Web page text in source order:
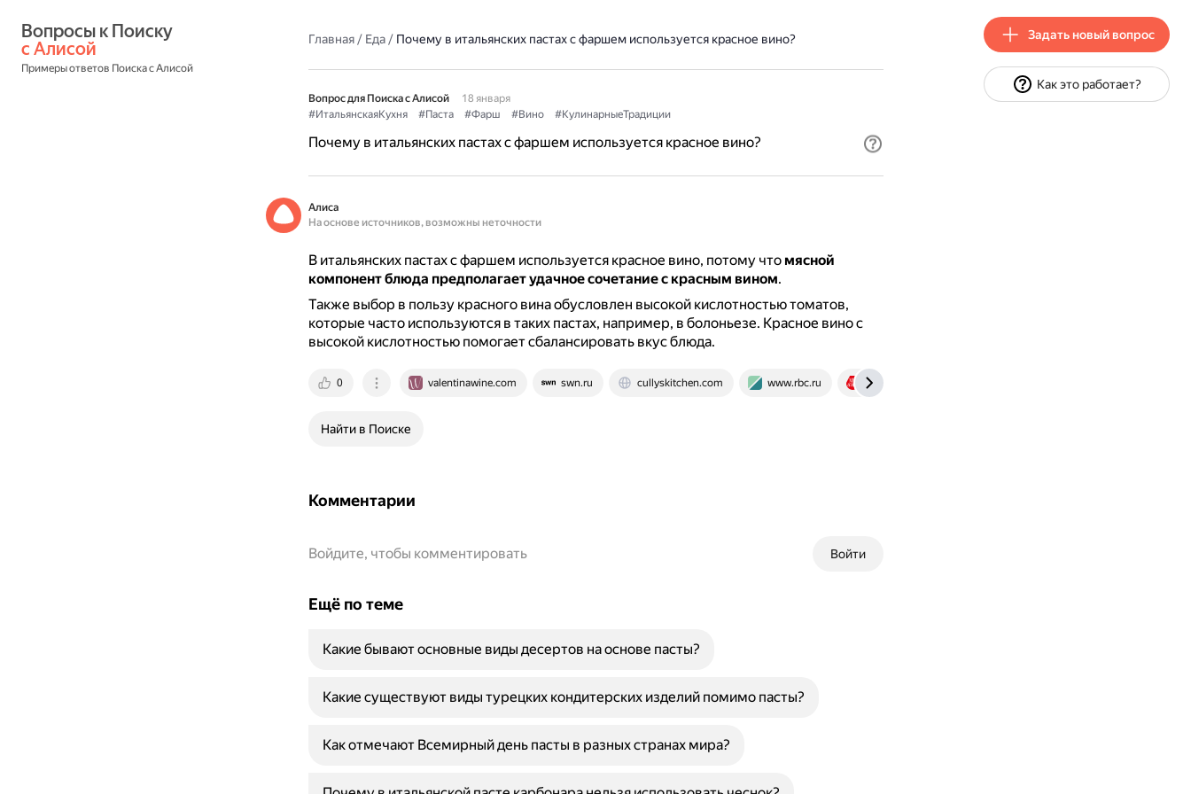
с Алисой
Примеры ответов Поиска с Алисой
Главная/ Еда/ Почему в итальянских пастах с фаршем используется красное вино?
Вопрос для Поиска с Алисой
18 января
#ИтальянскаяКухня
#Паста #Фарш #Вино #КулинарныеТрадиции
Почему в итальянских пастах с фаршем используется красное вино?
Алиса
На основе источников, возможны неточности
В итальянских пастах с фаршем используется красное вино, потому что мясной
компонент блюда предполагает удачное сочетание с красным вином.
Также выбор в пользу красного вина обусловлен высокой кислотностью томатов,
которые часто используются в таких пастах, например, в болоньезе. Красное вино с
высокой кислотностью помогает сбалансировать вкус блюда.
0 valentinawine.com swn.ru cullyskitchen.com www.rbc.ru itsmywine.ru
Найти в Поиске
Комментарии
Войти
Войдите, чтобы комментировать
Ещё по теме
Какие бывают основные виды десертов на основе пасты?
Какие существуют виды турецких кондитерских изделий помимо пасты?
Как отмечают Всемирный день пасты в разных странах мира?
Задать новый вопрос
Как это работает?